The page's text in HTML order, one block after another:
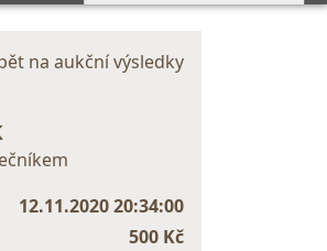
na aukční výsledky
12.11.2020 20:34:00
500 Kč